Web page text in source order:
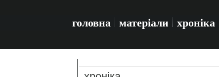
головна матеріали хроніка